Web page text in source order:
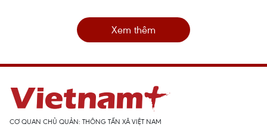
Xem thêm
CƠ QUAN CHỦ QUẢN: THÔNG TẤN XÃ VIỆT NAM